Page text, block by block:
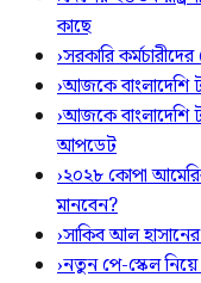
কাছে
›সরকারি
›আজকে বাংলাদেশি
›আজকে বাংলাদেশি
আপডেট
›২০২৮ কোপা
মানবেন?
›সাকিব আল
›নতুন পে-স্কেল